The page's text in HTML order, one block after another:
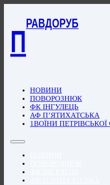
П
РАВДОРУБ
НОВИНИ
ПОВОРОЗНЮК
ФК ІНГУЛЕЦЬ
АФ П’ЯТИХАТСЬКА
1ВОЇНИ